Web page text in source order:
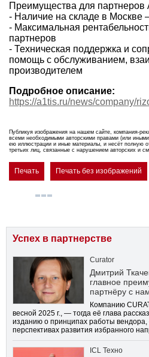
Преимущества для партнеров
- Наличие на складе в Москве
- Максимальная
партнеров
- Техническая поддержка и
помощь с обслуживанием,
производителем
Подробное описание:
https://a1tis.ru/news/company/
Публикуя изображения на нашем сайте, компания-
всеми необходимыми авторскими правами (или
ею иллюстрации и иные материалы, и несёт полную
третьих лиц, связанные с нарушением авторских и
Печать Печать без изображений
Успех в партнерстве
Curator
Дмитрий
главное
партнёру с
Компанию
весной 2025 г., — тогда её глава
изданию о принципах работы вендора,
перспективах развития избранного
ICL Техно